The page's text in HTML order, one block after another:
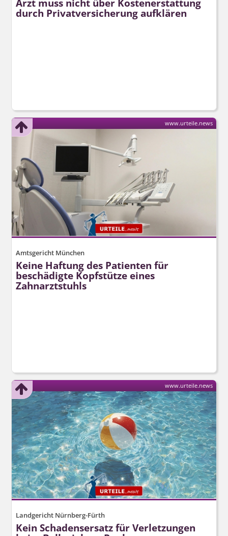
Arzt muss nicht über Kostenerstattung
durch Privatversicherung aufklären
Amtsgericht München
Keine Haftung des Patienten für
beschädigte Kopfstütze eines
Zahnarztstuhls
www.urteile.news
Landgericht Nürnberg-Fürth
Kein Schadensersatz für Verletzungen
www.urteile.news